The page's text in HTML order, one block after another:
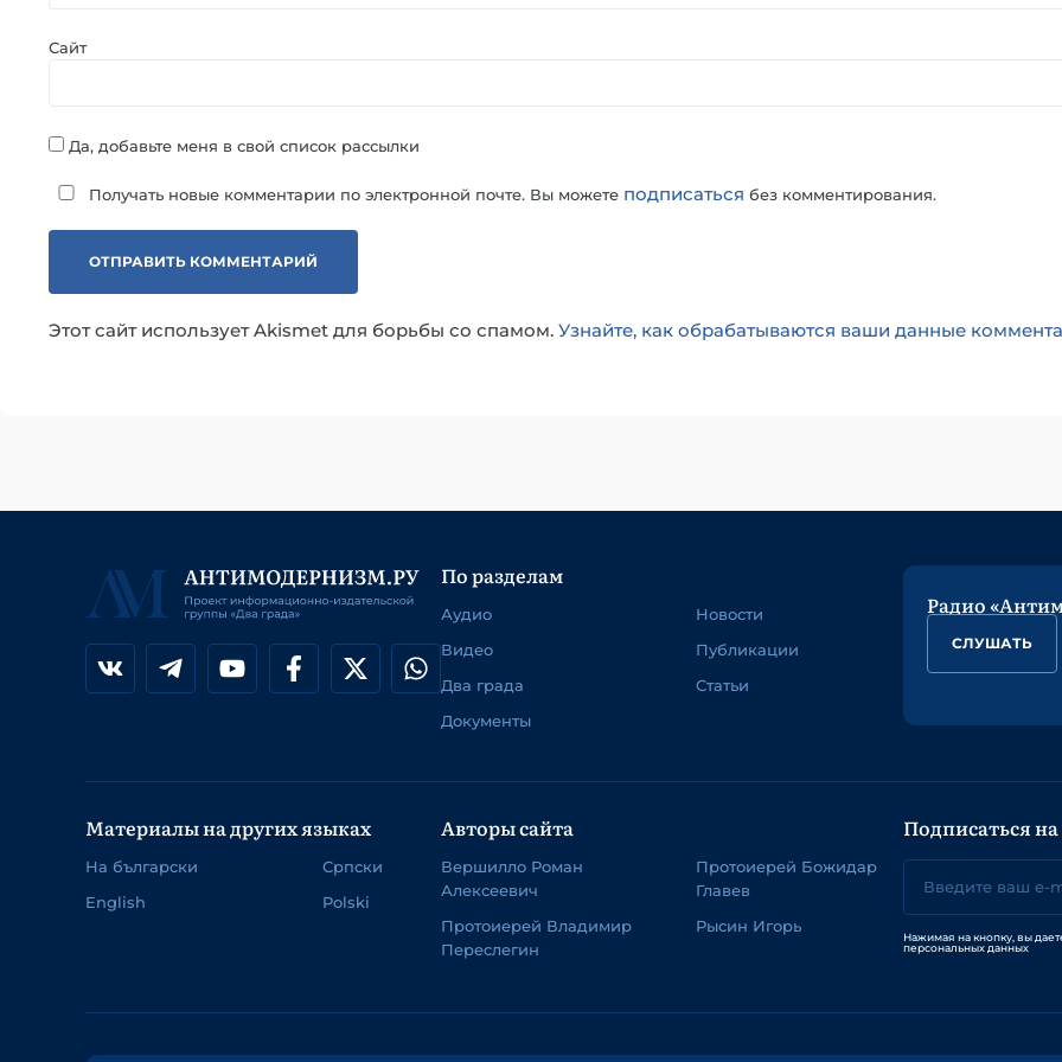
Сайт
Да, добавьте меня в свой список рассылки
Получать новые комментарии по электронной почте. Вы можете подписаться без комментирования.
Этот сайт использует Akismet для борьбы со спамом. Узнайте, как обрабатываются ваши данные
По разделам
Аудио
Видео
Два града
Документы
Новости
Публикации
Статьи
Радио
СЛУШАТЬ
Материалы на других языках
На български
English
Српски
Polski
Авторы сайта
Вершилло Роман
Алексеевич
Протоиерей Владимир
Переслегин
Протоиерей Божидар
Главев
Рысин Игорь
Подписаться
Нажимая на кнопку, вы
персональных данных